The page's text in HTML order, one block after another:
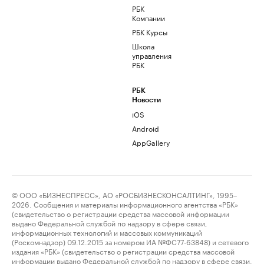
РБК
Компании
РБК Курсы
Школа
управления
РБК
РБК
Новости
iOS
Android
AppGallery
© ООО «БИЗНЕСПРЕСС», АО «РОСБИЗНЕСКОНСАЛТИНГ», 1995–
2026. Сообщения и материалы информационного агентства «РБК»
(свидетельство о регистрации средства массовой информации
выдано Федеральной службой по надзору в сфере связи,
информационных технологий и массовых коммуникаций
(Роскомнадзор) 09.12.2015 за номером ИА №ФС77-63848) и сетевого
издания «РБК» (свидетельство о регистрации средства массовой
информации выдано Федеральной службой по надзору в сфере связи,